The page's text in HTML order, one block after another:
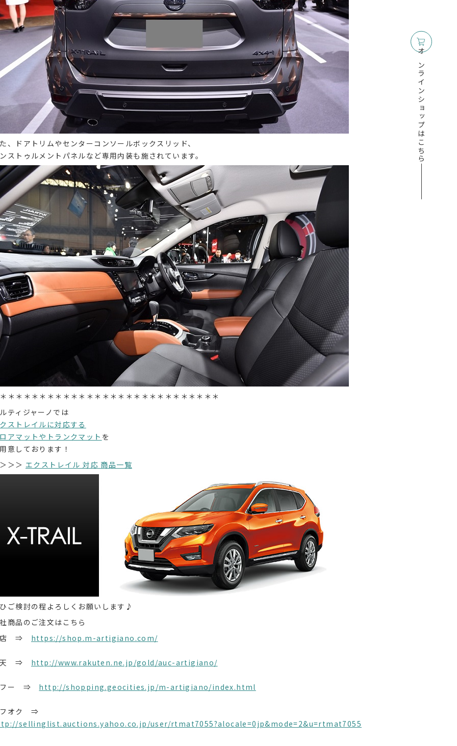
、ドアトリムやセンターコンソールボックスリッド、
ストゥルメントパネルなど専用内装も施されています。
＊＊＊＊＊＊＊＊＊＊＊＊＊＊＊＊＊＊＊＊＊＊＊＊＊＊＊
ティジャーノでは
ストレイルに対応する
アマットやトランクマット を
意しております！
＞＞ エクストレイル 対応 商品一覧
ご検討の程よろしくお願いします♪
商品のご注文はこちら
店 ⇒ https://shop.m-artigiano.com/
天 ⇒ http://www.rakuten.ne.jp/gold/auc-artigiano/
フー ⇒ http://shopping.geocities.jp/m-artigiano/index.html
フオク ⇒
sellinglist.auctions.yahoo.co.jp/user/rtmat7055?alocale=0jp&mode=2&u=rtmat7055
オンラインショップはこちら